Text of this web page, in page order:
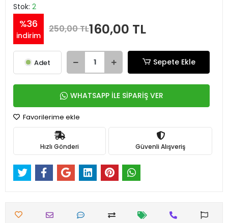
Stok: 2
%36
indirim
250,00 TL160,00 TL
Adet Sepete Ekle
WHATSAPP İLE SİPARİŞ VER
Favorilerime ekle
Hızlı Gönderi Güvenli Alışveriş